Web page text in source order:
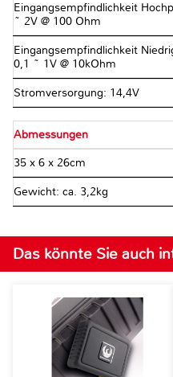
Eingangsempfindlichkeit
~ 2V @ 100 Ohm
Eingangsempfindlichkeit
0,1 ~ 1V @ 10kOhm
Stromversorgung: 14,4V
Abmessungen
35 x 6 x 26cm
Gewicht: ca. 3,2kg
Das könnte Sie auch